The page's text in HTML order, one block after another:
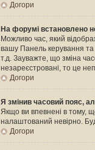
Догори
На форумі встановлено
Можливо час, який
вашу Панель керування та
т.д. Зауважте, що зміна
незареєстровані, то це
Догори
Я змінив часовий пояс,
Якщо ви впевнені в тому,
налаштований невірно.
Догори